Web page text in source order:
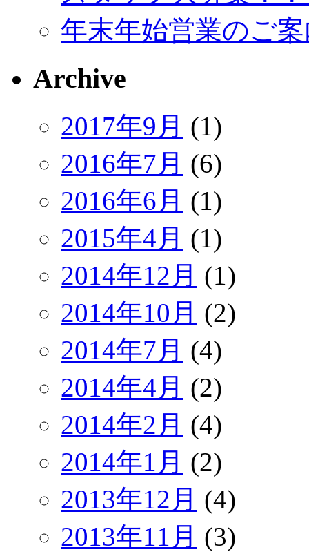
年末年始営業のご
Archive
2017年9月 (1)
2016年7月 (6)
2016年6月 (1)
2015年4月 (1)
2014年12月 (1)
2014年10月 (2)
2014年7月 (4)
2014年4月 (2)
2014年2月 (4)
2014年1月 (2)
2013年12月 (4)
2013年11月 (3)